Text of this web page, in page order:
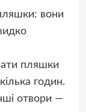
вони
пляшки
годин.
отвори —